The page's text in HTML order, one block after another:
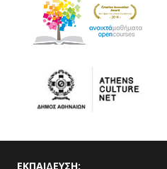
ΕΚΠΑΙΔΕΥΣΗ: